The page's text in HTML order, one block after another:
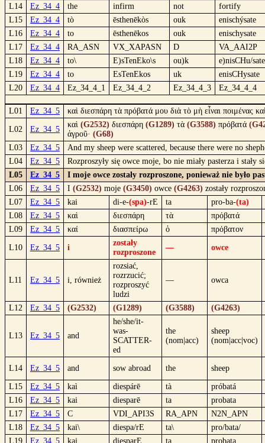
L14
Ez_34_4 the infirm not
fortify
L15
Ez_34_4 tò ēsthenēkòs ouk
enischýsate
L16
Ez_34_4 to ēsthenēkos ouk
enischysate
L17
Ez_34_4 RA_ASN VX_XAPASN D
VA_AAI2P
L18
Ez_34_4 to\ E)sTenEko\s ou)k
e)nisCHu/sate
L19
Ez_34_4 to EsTenEkos uk
enisCHysate
L20
Ez_34_4 Ez_34_4_1 Ez_34_4_2 Ez_34_4_3 Ez_34_4_4
L01 Ez_34_5 καὶ διεσπάρη τὰ πρόβατά μου διὰ τὸ μὴ εἶναι ποιμένας
L02 Ez_34_5
καὶ (G2532) διεσπάρη (G1289) τὰ (G3588) πρόβατά
ἀγροῦ· (G68)
L03
Ez_34_5
And my sheep were scattered, because there were no
L04
Ez_34_5
Rozproszyły się owce moje, bo nie miały pasterza i
L05
Ez_34_5
I moje owce zostały rozproszone, ponieważ nie było
L06
Ez_34_5 I (G2532) moje (G3450) owce (G4263) zostały
L07
Ez_34_5 kai di-e-(spa)-rE ta pro-ba-(ta)
L08
Ez_34_5 καὶ διεσπάρη τὰ
πρόβατά
L09
Ez_34_5 καί διασπείρω ὁ πρόβατον
L10 Ez_34_5 i
zostały
rozproszone
— owce
L11 Ez_34_5 i, również
rozsiać,
rozrzucić;
rozproszyć
ludzi
— owca
L12 Ez_34_5 (G2532) (G1289) (G3588) (G4263)
L13 Ez_34_5 and
he/she/it-
was-
SCATTER-
ed
the
(nom|acc)
sheep
(nom|acc|voc)
L14 Ez_34_5 and sow abroad the sheep
L15 Ez_34_5 kaì diespárē tà
próbatá
L16
Ez_34_5 kai diesparē ta
probata
L17
Ez_34_5 C VDI_API3S RA_APN
N2N_APN
L18
Ez_34_5 kai\ diespa/rE ta\
pro/bata/
L19
Ez_34_5 kai diesparE ta probata